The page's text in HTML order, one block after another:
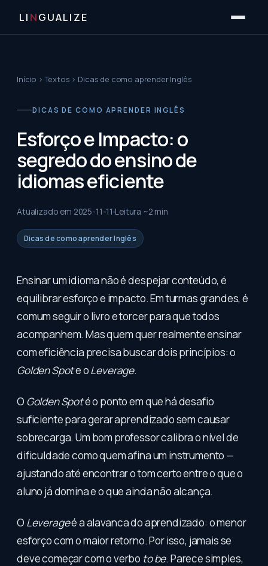
LI NGUALIZE
Início ›Textos › Dicas de como aprender Inglês
DICAS DE COMO APRENDER INGLÊS
Esforço e Impacto: o
segredo do ensino de
idiomas eficiente
Atualizado em 2025-11-11 Leitura ~2 min
Dicas de como aprender Inglês
Ensinar um idioma não é despejar conteúdo, é
equilibrar esforço e impacto. Em turmas grandes, é
comum seguir o livro e torcer para que todos
acompanhem. Mas quem quer realmente ensinar
com eficiência precisa buscar dois princípios: o
Golden Spote oLeverage.
O Golden Spoté o ponto em que há desafio
suficiente para gerar aprendizado sem causar
sobrecarga. Um bom professor calibra o nível de
dificuldade como quem afina um instrumento —
ajustando até encontrar o tom certo entre o que o
aluno já domina e o que ainda não alcança.
O Leverageé a alavanca do aprendizado: o menor
esforço com o maior retorno. Por isso, jamais se
deve começar com o verbo to be. Parece simples,